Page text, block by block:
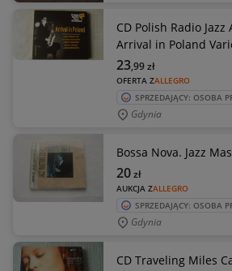
CD Polish Radio Jazz
Arrival in Poland
OFERTA ZALLEGRO
23,99zł
SPRZEDAJĄCY: OSOBA
Gdynia
Bossa Nova. Jazz
AUKCJA ZALLEGRO
20zł
SPRZEDAJĄCY: OSOBA
Gdynia
CD Traveling Miles